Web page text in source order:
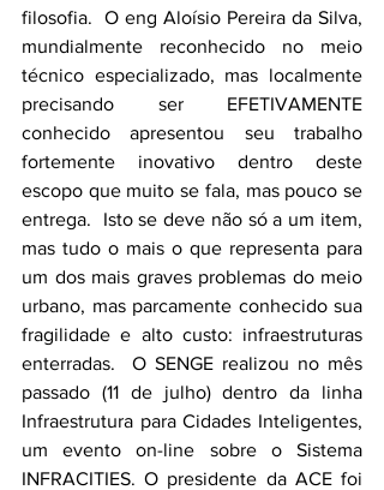
filosofia.  O eng Aloísio Pereira da Silva,
mundialmente reconhecido no meio
técnico especializado, mas localmente
precisando ser EFETIVAMENTE
conhecido apresentou seu trabalho
fortemente inovativo dentro deste
escopo que muito se fala, mas pouco se
entrega.  Isto se deve não só a um item,
mas tudo o mais o que representa para
um dos mais graves problemas do meio
urbano, mas parcamente conhecido sua
fragilidade e alto custo: infraestruturas
enterradas.  O SENGE realizou no mês
passado (11 de julho) dentro da linha
Infraestrutura para Cidades Inteligentes,
um evento on-line sobre o Sistema
INFRACITIES. O presidente da ACE foi